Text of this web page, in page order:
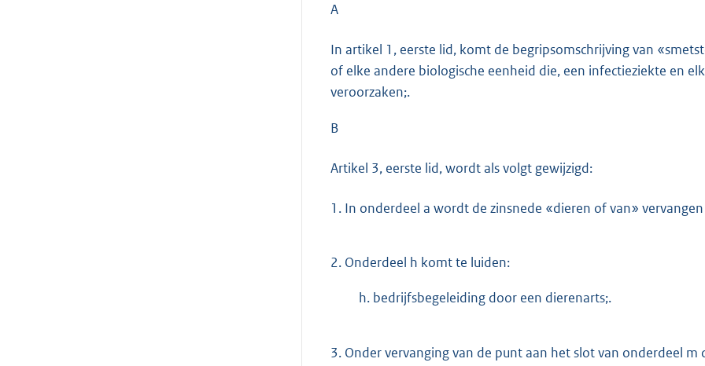
A
In artikel 1, eerste lid, komt de begripsomschrijving van
of elke andere biologische eenheid die, een infectieziekte en
veroorzaken;.
B
Artikel 3, eerste lid, wordt als volgt gewijzigd:
1. In onderdeel a wordt de zinsnede «dieren of van»
2. Onderdeel h komt te luiden:
h. bedrijfsbegeleiding door een dierenarts;.
3. Onder vervanging van de punt aan het slot van onderdeel